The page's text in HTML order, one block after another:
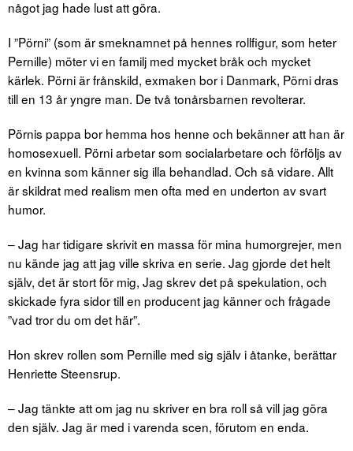
något jag hade lust att göra.
I ”Pörni” (som är smeknamnet på hennes rollfigur, som heter
Pernille) möter vi en familj med mycket bråk och mycket
kärlek. Pörni är frånskild, exmaken bor i Danmark, Pörni dras
till en 13 år yngre man. De två tonårsbarnen revolterar.
Pörnis pappa bor hemma hos henne och bekänner att han är
homosexuell. Pörni arbetar som socialarbetare och förföljs av
en kvinna som känner sig illa behandlad. Och så vidare. Allt
är skildrat med realism men ofta med en underton av svart
humor.
– Jag har tidigare skrivit en massa för mina humorgrejer, men
nu kände jag att jag ville skriva en serie. Jag gjorde det helt
själv, det är stort för mig, Jag skrev det på spekulation, och
skickade fyra sidor till en producent jag känner och frågade
”vad tror du om det här”.
Hon skrev rollen som Pernille med sig själv i åtanke, berättar
Henriette Steensrup.
– Jag tänkte att om jag nu skriver en bra roll så vill jag göra
den själv. Jag är med i varenda scen, förutom en enda.